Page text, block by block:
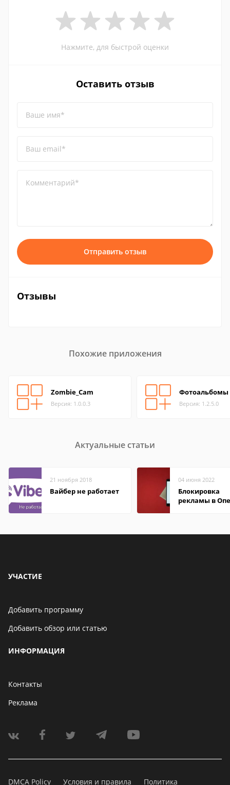
Нажмите, для быстрой оценки
Оставить отзыв
Ваше имя*
Ваш email*
Комментарий*
Отправить отзыв
Отзывы
Похожие приложения
Zombie_Cam
Версия: 1.0.0.3
Фотоальбомы
Версия: 1.2.5.0
Актуальные статьи
21 ноября 2018
Вайбер не работает
04 июня 2022
Блокировка
рекламы в
УЧАСТИЕ
Добавить программу
Добавить обзор или статью
ИНФОРМАЦИЯ
Контакты
Реклама
DMCA Policy Условия и правила Политика